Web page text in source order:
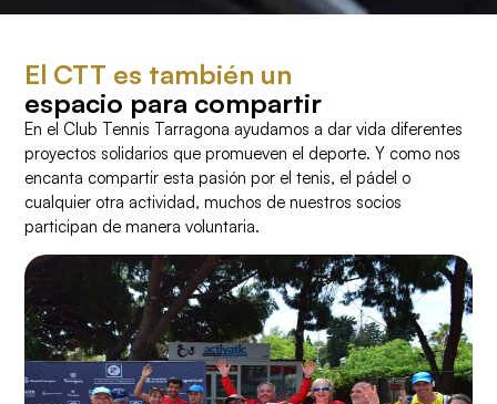
El CTT es también un
espacio para compartir
En el Club Tennis Tarragona ayudamos a dar vida diferentes
proyectos solidarios que promueven el deporte. Y como nos
encanta compartir esta pasión por el tenis, el pádel o
cualquier otra actividad, muchos de nuestros socios
participan de manera voluntaria.